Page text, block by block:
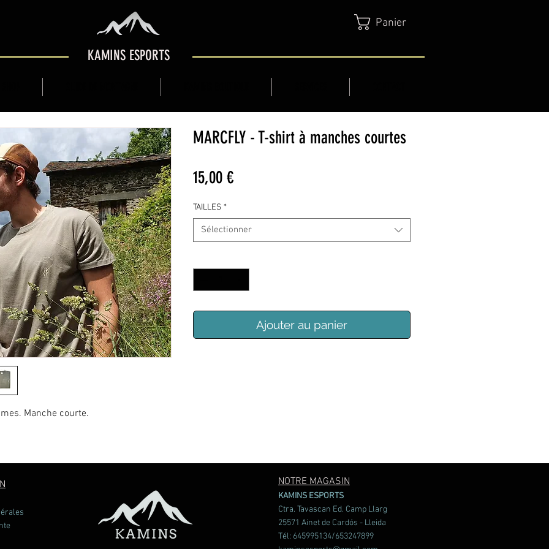
Panier
KAMINS ESPORTS
Manche courte.
MARCFLY - T-shirt à manches courtes
15,00 €Prix
TAILLES *
Sélectionner
Ajouter au panier
NOTRE MAGASIN
KAMINS ESPORTS
Ctra. Tavascan Ed. Camp Llarg
25571 Ainet de Cardós - Lleida
Tél: 645995134/653247899